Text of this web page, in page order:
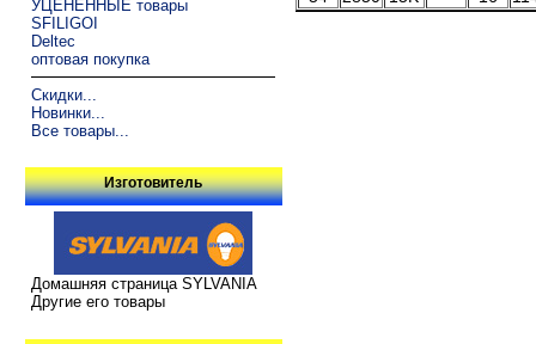
УЦЕНЁННЫЕ товары
SFILIGOI
Deltec
оптовая покупка
Скидки...
Новинки...
Все товары...
Изготовитель
Домашняя страница SYLVANIA
Другие его товары